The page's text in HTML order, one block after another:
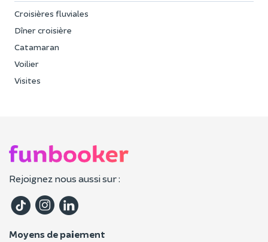
Croisières fluviales
Dîner croisière
Catamaran
Voilier
Visites
Rejoignez nous aussi sur :
Moyens de paiement